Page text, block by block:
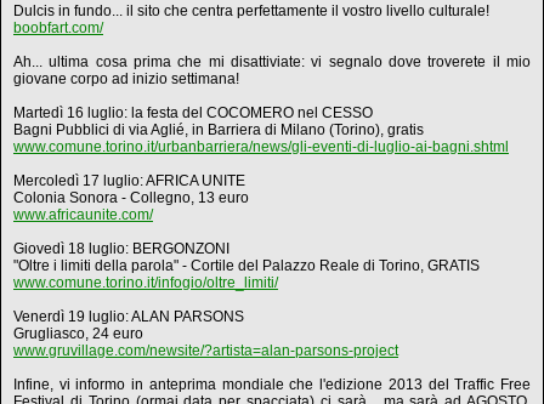
Dulcis in fundo... il sito che centra perfettamente il vostro livello culturale!
boobfart.com/
Ah... ultima cosa prima che mi disattiviate: vi segnalo dove troverete il mio
giovane corpo ad inizio settimana!
Martedì 16 luglio: la festa del COCOMERO nel CESSO
Bagni Pubblici di via Aglié, in Barriera di Milano (Torino), gratis
www.comune.torino.it/urbanbarriera/news/gli-eventi-di-luglio-ai-bagni.shtml
Mercoledì 17 luglio: AFRICA UNITE
Colonia Sonora - Collegno, 13 euro
www.africaunite.com/
Giovedì 18 luglio: BERGONZONI
"Oltre i limiti della parola" - Cortile del Palazzo Reale di Torino, GRATIS
www.comune.torino.it/infogio/oltre_limiti/
Venerdì 19 luglio: ALAN PARSONS
Grugliasco, 24 euro
www.gruvillage.com/newsite/?artista=alan-parsons-project
Infine, vi informo in anteprima mondiale che l'edizione 2013 del Traffic Free